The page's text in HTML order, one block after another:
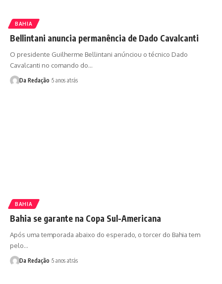
BAHIA
Bellintani anuncia permanência de Dado Cavalcanti
O presidente Guilherme Bellintani anúnciou o técnico Dado
Cavalcanti no comando do…
Da Redação 5 anos atrás
BAHIA
Bahia se garante na Copa Sul-Americana
Após uma temporada abaixo do esperado, o torcer do Bahia tem
pelo…
Da Redação 5 anos atrás